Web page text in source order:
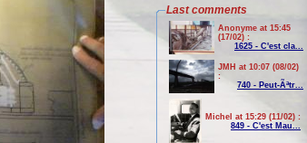
Last comments
Anonyme at 15:45
(17/02) :
1625 - C'est cla...
JMH at 10:07 (08/02)
:
740 - Peut-Ãªtr...
Michel at 15:29 (11/02) :
849 - C'est Mau...